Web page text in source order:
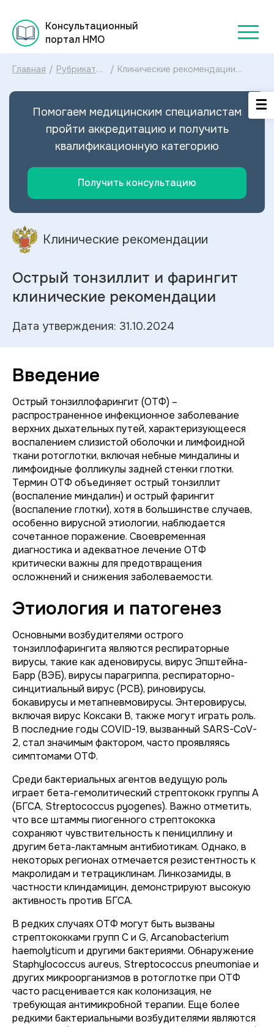
Консультационный
портал НМО
Главная / Рубрикатор
рекомендаций
/ Клинические рекомендации
МКБ-10: диагностика и лечение
Острого тонзиллита и фарингита
2024
Помогаем медицинским специалистам
пройти аккредитацию и получить
квалификационную категорию
Получить консультацию
Клинические рекомендации
Острый тонзиллит и фарингит
клинические рекомендации
Дата утверждения: 31.10.2024
Введение
Острый тонзиллофарингит (ОТФ) –
распространенное инфекционное заболевание
верхних дыхательных путей, характеризующееся
воспалением слизистой оболочки и лимфоидной
ткани ротоглотки, включая небные миндалины и
лимфоидные фолликулы задней стенки глотки.
Термин ОТФ объединяет острый тонзиллит
(воспаление миндалин) и острый фарингит
(воспаление глотки), хотя в большинстве случаев,
особенно вирусной этиологии, наблюдается
сочетанное поражение. Своевременная
диагностика и адекватное лечение ОТФ
критически важны для предотвращения
осложнений и снижения заболеваемости.
Этиология и патогенез
Основными возбудителями острого
тонзиллофарингита являются респираторные
вирусы, такие как аденовирусы, вирус Эпштейна-
Барр (ВЭБ), вирусы парагриппа, респираторно-
синцитиальный вирус (РСВ), риновирусы,
бокавирусы и метапневмовирусы. Энтеровирусы,
включая вирус Коксаки В, также могут играть роль.
В последние годы COVID-19, вызванный SARS-CoV-
2, стал значимым фактором, часто проявляясь
симптомами ОТФ.
Среди бактериальных агентов ведущую роль
играет бета-гемолитический стрептококк группы А
(БГСА, Streptococcus pyogenes). Важно отметить,
что все штаммы пиогенного стрептококка
сохраняют чувствительность к пенициллину и
другим бета-лактамным антибиотикам. Однако, в
некоторых регионах отмечается резистентность к
макролидам и тетрациклинам. Линкозамиды, в
частности клиндамицин, демонстрируют высокую
активность против БГСА.
В редких случаях ОТФ могут быть вызваны
стрептококками групп C и G, Arcanobacterium
haemolyticum и другими бактериями. Обнаружение
Staphylococcus aureus, Streptococcus pneumoniae и
других микроорганизмов в ротоглотке при ОТФ
часто расценивается как колонизация, не
требующая антимикробной терапии. Еще более
редкими бактериальными возбудителями являются